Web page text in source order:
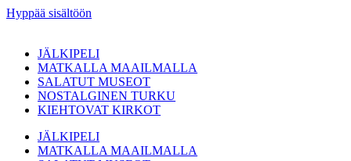
Hyppää sisältöön
JÄLKIPELI
MATKALLA MAAILMALLA
SALATUT MUSEOT
NOSTALGINEN TURKU
KIEHTOVAT KIRKOT
JÄLKIPELI
MATKALLA MAAILMALLA